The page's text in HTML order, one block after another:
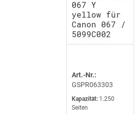
067 Y
yellow für
Canon 067 /
5099C002
Art.-Nr.:
GSPR063303
Kapazität: 1.250
Seiten